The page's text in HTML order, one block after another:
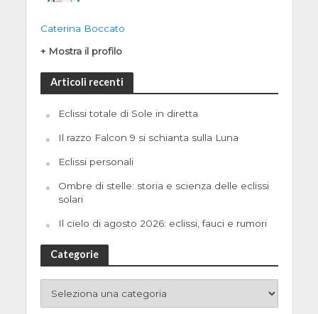
Caterina Boccato
+ Mostra il profilo
Articoli recenti
Eclissi totale di Sole in diretta
Il razzo Falcon 9 si schianta sulla Luna
Eclissi personali
Ombre di stelle: storia e scienza delle eclissi
solari
Il cielo di agosto 2026: eclissi, fauci e rumori
Categorie